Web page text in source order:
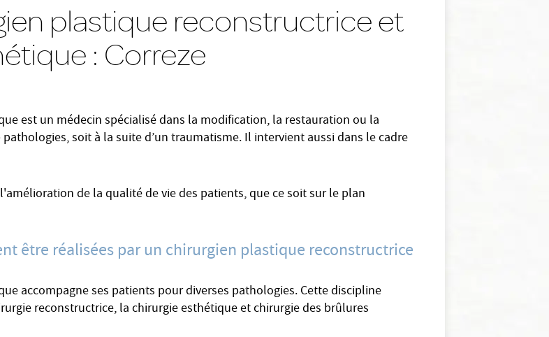
plastique reconstructrice et
: Correze
est un médecin spécialisé dans la modification, la restauration ou la
soit à la suite d’un traumatisme. Il intervient aussi dans le cadre
de la qualité de vie des patients, que ce soit sur le plan
être réalisées par un chirurgien plastique reconstructrice
accompagne ses patients pour diverses pathologies. Cette discipline
reconstructrice, la chirurgie esthétique et chirurgie des brûlures